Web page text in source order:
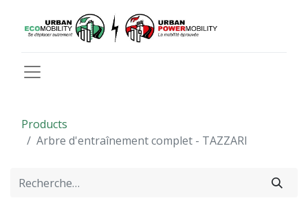
Products
Arbre d'entraînement complet - TAZZARI